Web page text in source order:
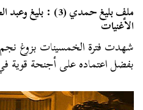
ملف بليغ حمدي (3)
الأغنيات
شهدت فترة الخمسينات بزوغ
بفضل اعتماده على أجنحة قوية